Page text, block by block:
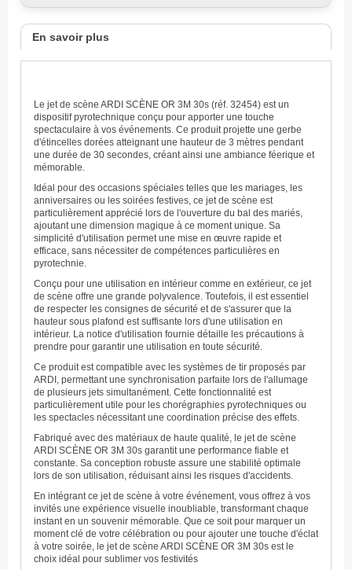
En savoir plus
Le jet de scène ARDI SCÈNE OR 3M 30s (réf. 32454) est un
dispositif pyrotechnique conçu pour apporter une touche
spectaculaire à vos événements. Ce produit projette une gerbe
d'étincelles dorées atteignant une hauteur de 3 mètres pendant
une durée de 30 secondes, créant ainsi une ambiance féerique et
mémorable.
Idéal pour des occasions spéciales telles que les mariages, les
anniversaires ou les soirées festives, ce jet de scène est
particulièrement apprécié lors de l'ouverture du bal des mariés,
ajoutant une dimension magique à ce moment unique. Sa
simplicité d'utilisation permet une mise en œuvre rapide et
efficace, sans nécessiter de compétences particulières en
pyrotechnie.
Conçu pour une utilisation en intérieur comme en extérieur, ce jet
de scène offre une grande polyvalence. Toutefois, il est essentiel
de respecter les consignes de sécurité et de s'assurer que la
hauteur sous plafond est suffisante lors d'une utilisation en
intérieur. La notice d'utilisation fournie détaille les précautions à
prendre pour garantir une utilisation en toute sécurité.
Ce produit est compatible avec les systèmes de tir proposés par
ARDI, permettant une synchronisation parfaite lors de l'allumage
de plusieurs jets simultanément. Cette fonctionnalité est
particulièrement utile pour les chorégraphies pyrotechniques ou
les spectacles nécessitant une coordination précise des effets.
Fabriqué avec des matériaux de haute qualité, le jet de scène
ARDI SCÈNE OR 3M 30s garantit une performance fiable et
constante. Sa conception robuste assure une stabilité optimale
lors de son utilisation, réduisant ainsi les risques d'accidents.
En intégrant ce jet de scène à votre événement, vous offrez à vos
invités une expérience visuelle inoubliable, transformant chaque
instant en un souvenir mémorable. Que ce soit pour marquer un
moment clé de votre célébration ou pour ajouter une touche d'éclat
à votre soirée, le jet de scène ARDI SCÈNE OR 3M 30s est le
choix idéal pour sublimer vos festivités